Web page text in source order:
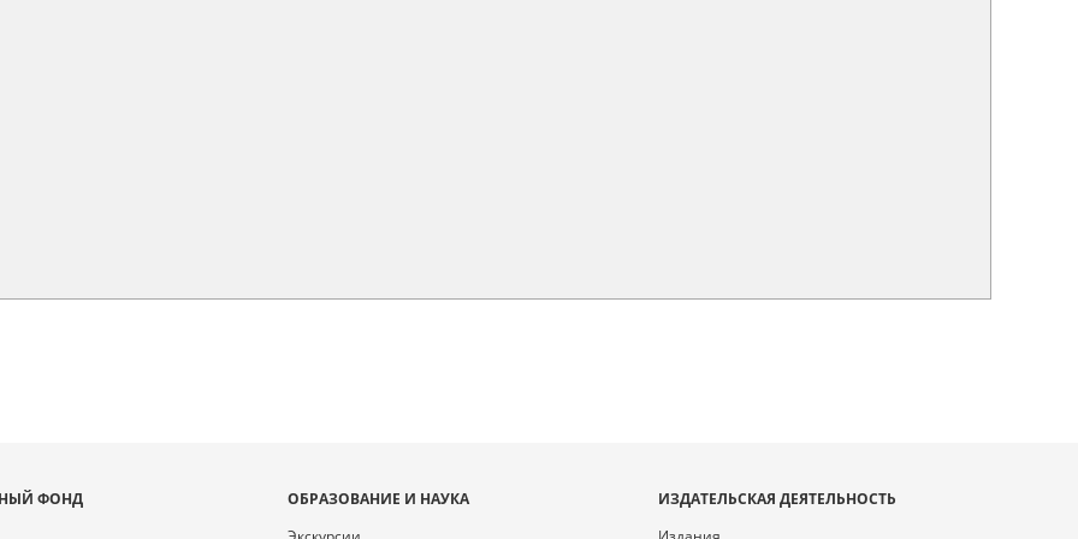
ФОНД
ОБРАЗОВАНИЕ И НАУКА
ИЗДАТЕЛЬСКАЯ ДЕЯТЕЛЬНОСТЬ